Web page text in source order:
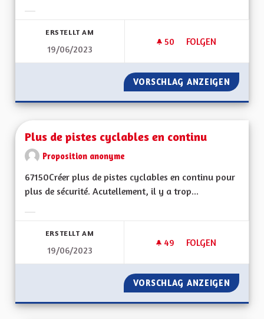
ERSTELLT AM
19/06/2023
50 50 FOLLOWER
FOLGEN
IMPOSER AUX
VORSCHLAG ANZEIGEN
Plus de pistes cyclables en continu
Proposition anonyme
67150Créer plus de pistes cyclables en continu pour
plus de sécurité. Acutellement, il y a trop...
ERSTELLT AM
19/06/2023
49 49 FOLLOWER
FOLGEN
PLUS DE PISTES
VORSCHLAG ANZEIGEN PLUS